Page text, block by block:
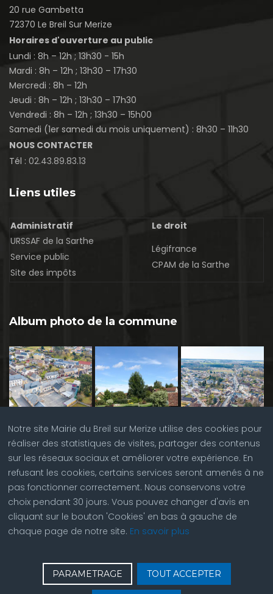
20 rue Gambetta
72370 Le Breil Sur Merize
Horaires d'ouverture au public
Lundi : 8h – 12h ; 13h30 - 15h
Mardi : 8h – 12h ; 13h30 – 17h30
Mercredi : 8h – 12h
Jeudi : 8h – 12h ; 13h30 – 17h30
Vendredi : 8h – 12h ; 13h30 – 15h00
Samedi (1er samedi du mois uniquement) : 8h30 – 11h30
NOUS CONTACTER
Tél : 02.43.89.83.13
Notre site Mairie du Breil sur Merize utilise des cookies pour
réaliser des statistiques de visites, partager des contenus
sur les réseaux sociaux et améliorer votre expérience. En
refusant les cookies, certains services seront amenés à ne
pas fonctionner correctement. Nous conservons votre
choix pendant 30 jours. Vous pouvez changer d'avis en
cliquant sur le bouton 'Cookies' en bas à gauche de
chaque page de notre site. En savoir plus
PARAMETRAGE TOUT ACCEPTER
Liens utiles
Administratif
Le droit
URSSAF de la Sarthe
Service public
Site des impôts
Légifrance
CPAM de la Sarthe
Album photo de la commune
Contactez nous | © Copyright 2023 |Plan du site|
Réalisation du site parABC Site Web| Seconnecter| Accès